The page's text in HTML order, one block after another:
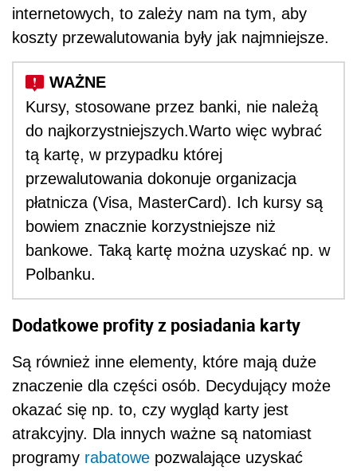
internetowych, to zależy nam na tym, aby
koszty przewalutowania były jak najmniejsze.
Kursy, stosowane przez banki, nie należą
do najkorzystniejszych.Warto więc wybrać
tą kartę, w przypadku której
przewalutowania dokonuje organizacja
płatnicza (Visa, MasterCard). Ich kursy są
bowiem znacznie korzystniejsze niż
bankowe. Taką kartę można uzyskać np. w
Polbanku.
Dodatkowe profity z posiadania karty
Są również inne elementy, które mają duże
znaczenie dla części osób. Decydujący może
okazać się np. to, czy wygląd karty jest
atrakcyjny. Dla innych ważne są natomiast
programy rabatowe pozwalające uzyskać